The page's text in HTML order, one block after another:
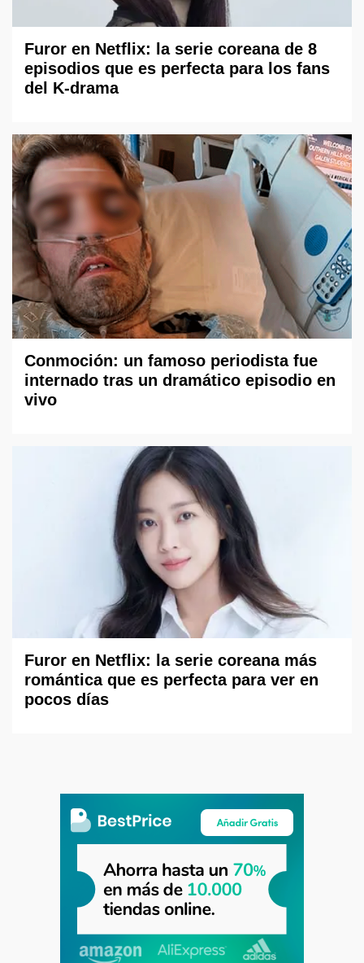
Furor en Netflix: la serie coreana de 8
episodios que es perfecta para los fans
del K-drama
Conmoción: un famoso periodista fue
internado tras un dramático episodio en
vivo
Furor en Netflix: la serie coreana más
romántica que es perfecta para ver en
pocos días